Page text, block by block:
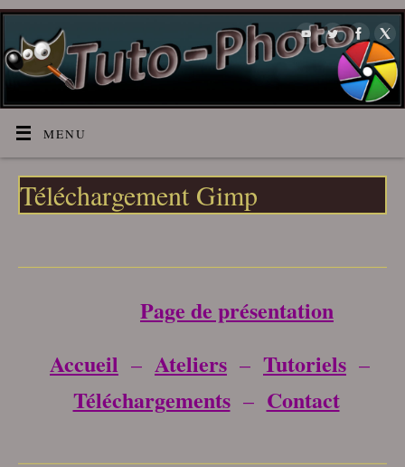
MENU
Téléchargement Gimp
Page de présentation
Accueil – Ateliers – Tutoriels –
Téléchargements– Contact